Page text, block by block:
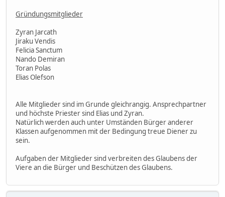
Gründungsmitglieder
Zyran Jarcath
Jiraku Vendis
Felicia Sanctum
Nando Demiran
Toran Polas
Elias Olefson
Alle Mitglieder sind im Grunde gleichrangig. Ansprechpartner
und höchste Priester sind Elias und Zyran.
Natürlich werden auch unter Umständen Bürger anderer
Klassen aufgenommen mit der Bedingung treue Diener zu
sein.
Aufgaben der Mitglieder sind verbreiten des Glaubens der
Viere an die Bürger und Beschützen des Glaubens.